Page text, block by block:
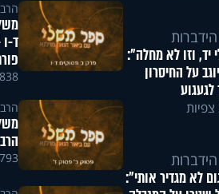
יד, וזו לא מחלה":
על החיסרון
לא מגדיר אותי":
ד-
1838
1793